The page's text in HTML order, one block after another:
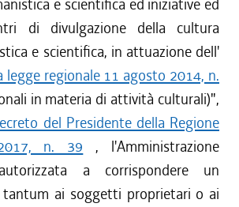
e scientifica ed iniziative ed
di divulgazione della cultura
e scientifica, in attuazione dell'
legge regionale 11 agosto 2014, n.
in materia di attività culturali)",
del Presidente della Regione
n. 39 , l'Amministrazione
a corrispondere un
ai soggetti proprietari o ai